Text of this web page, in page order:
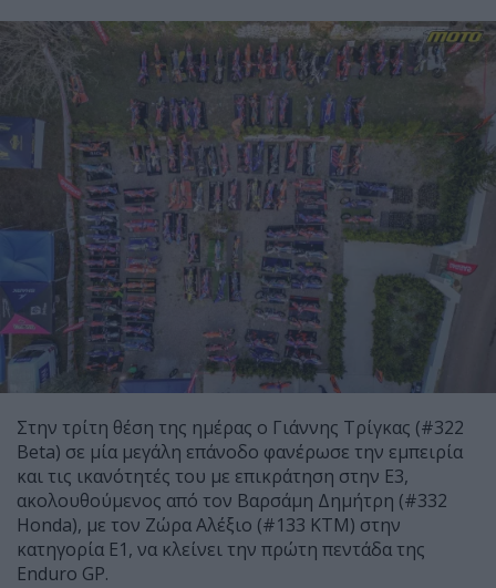
Στην τρίτη θέση της ημέρας ο Γιάννης Τρίγκας (#322
Beta) σε μία μεγάλη επάνοδο φανέρωσε την εμπειρία
και τις ικανότητές του με επικράτηση στην Ε3,
ακολουθούμενος από τον Βαρσάμη Δημήτρη (#332
Honda), με τον Ζώρα Αλέξιο (#133 KTM) στην
κατηγορία Ε1, να κλείνει την πρώτη πεντάδα της
Enduro GP.